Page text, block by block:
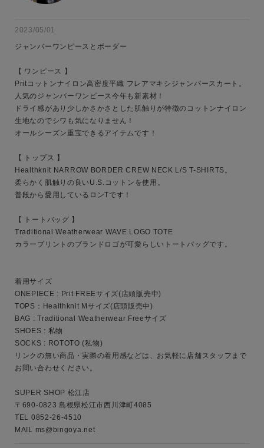
性別
カテゴリ
サイズ
2023/05/01
ジャンバーワンピースとボーダー
【 ワンピース 】
Pritコットンナイロン高密度平織 フレアマキシジャンパースカート。
人気のジャンバーワンピース今年も新素材！
ドライ感があり少しかさかさとした肌触りが特徴のコットンナイロン
生地なのでシワも気になりません！
オールシーズン重宝できるアイテムです！
【 トップス 】
Healthknit NARROW BORDER CREW NECK L/S T-SHIRTS。
柔らかく肌触りの良いU.S.コットンを使用。
普段から愛用しているロンTです！
【 トートバッグ 】
Traditional Weatherwear WAVE LOGO TOTE
カラープリントのブランドロゴが可愛らしいトートバッグです。
着用サイズ
ONEPIECE : Prit FREEサイズ(店頭販売中)
TOPS：Healthknit Mサイズ(店頭販売中)
BAG : Traditional Weatherwear Freeサイズ
SHOES : 私物
SOCKS : ROTOTO (私物)
リンクの無い商品・実際の着用感などは、お気軽に店舗スタッフまで
お問い合わせください。
SUPER SHOP 松江店
〒690-0823 島根県松江市西川津町4085
TEL 0852-26-4510
MAIL ms@bingoya.net